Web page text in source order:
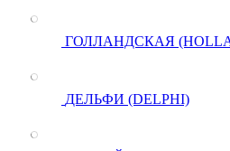
ГОЛЛАНДСКАЯ
ДЕЛЬФИ (DELPHI)